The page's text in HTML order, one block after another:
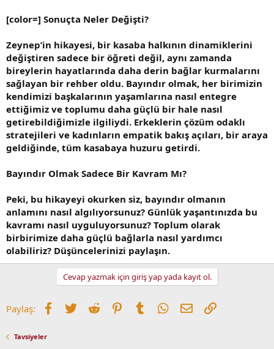
[color=] Sonuçta Neler Değişti?
Zeynep’in hikayesi, bir kasaba halkının dinamiklerini
değiştiren sadece bir öğreti değil, aynı zamanda
bireylerin hayatlarında daha derin bağlar kurmalarını
sağlayan bir rehber oldu. Bayındır olmak, her birimizin
kendimizi başkalarının yaşamlarına nasıl entegre
ettiğimiz ve toplumu daha güçlü bir hale nasıl
getirebildiğimizle ilgiliydi. Erkeklerin çözüm odaklı
stratejileri ve kadınların empatik bakış açıları, bir araya
geldiğinde, tüm kasabaya huzuru getirdi.
Bayındır Olmak Sadece Bir Kavram Mı?
Peki, bu hikayeyi okurken siz, bayındır olmanın
anlamını nasıl algılıyorsunuz? Günlük yaşantınızda bu
kavramı nasıl uyguluyorsunuz? Toplum olarak
birbirimize daha güçlü bağlarla nasıl yardımcı
olabiliriz? Düşüncelerinizi paylaşın.
Cevap yazmak için giriş yap yada kayıt ol.
Paylaş: Facebook
TwitterReddit PinterestTumblrWhatsApp
E-postaLink
Tavsiyeler